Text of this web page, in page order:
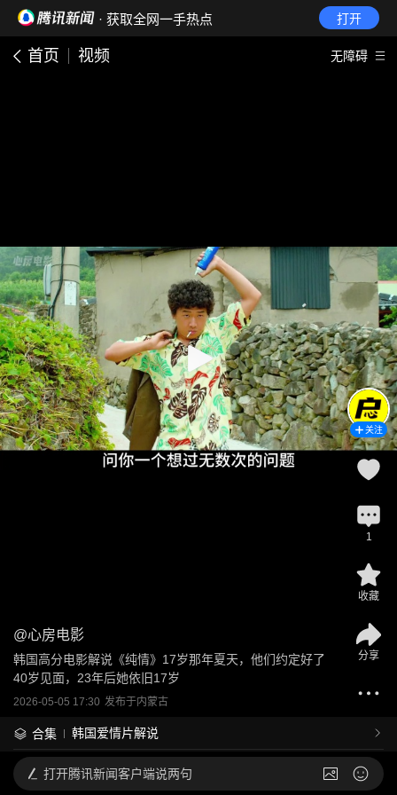
· 获取全网一手热点 打开
首页 视频 无障碍
@心房电影
韩国高分电影解说《纯情》17岁那年夏天，他们约定好了
40岁见面，23年后她依旧17岁
2026-05-05 17:30 发布于内蒙古
合集 韩国爱情片解说
关注
1
收藏
分享
打开腾讯新闻客户端说两句